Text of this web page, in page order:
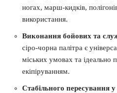
ногах, марш-кидків,
використання.
Виконання бойових та
сіро-чорна палітра є
міських умовах та ідеально
екіпіруванням.
Стабільного пересування